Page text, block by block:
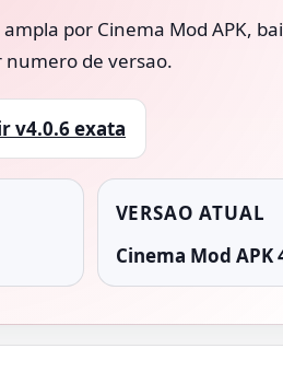
por Cinema Mod APK,
numero de versao.
v4.0.6 exata
VERSAO ATUAL
Cinema Mod APK